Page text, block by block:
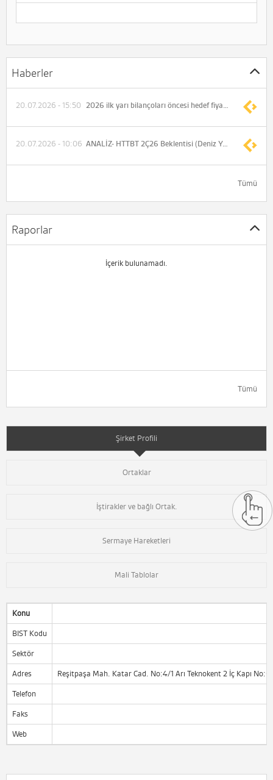
Haberler
2026 ilk yarı bilançoları öncesi hedef fiyatlara göre getiri potansiyeli en yüksek hisseler
20.07.2026 - 15:50
ANALİZ- HTTBT 2Ç26 Beklentisi (Deniz Yatırım)
20.07.2026 - 10:06
Tümü
Raporlar
İçerik bulunamadı.
Tümü
Şirket Profili
Ortaklar
İştirakler ve bağlı Ortak.
Sermaye Hareketleri
Mali Tablolar
Konu
BIST Kodu
Sektör
Adres Reşitpaşa Mah. Katar Cad. No:4/1 Arı Teknokent 2 İç Kapı
Telefon
Faks
Web